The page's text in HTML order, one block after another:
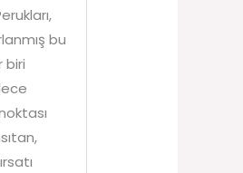
bu
biri